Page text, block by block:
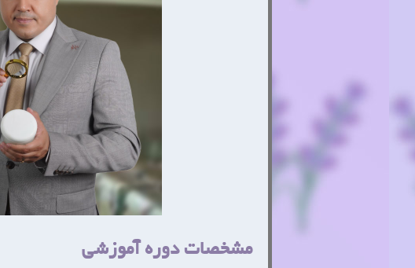
مشخصات دوره آموزشی